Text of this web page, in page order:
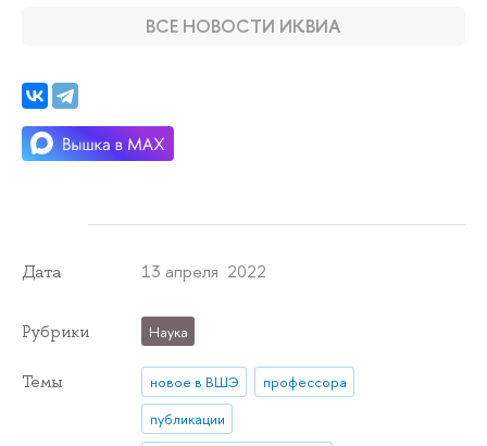
ВСЕ НОВОСТИ ИКВИА
Дата 13 апреля 2022
Рубрики Наука
Темы новое в ВШЭ
профессора
публикации